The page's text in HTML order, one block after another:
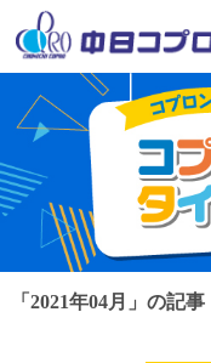
「2021年04月」の記事